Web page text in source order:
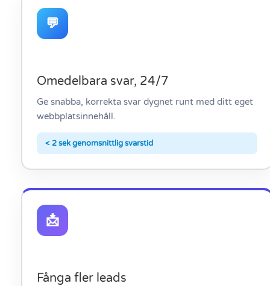
💬
Omedelbara svar, 24/7
Ge snabba, korrekta svar dygnet runt med ditt eget
webbplatsinnehåll.
< 2 sek genomsnittlig svarstid
📩
Fånga fler leads